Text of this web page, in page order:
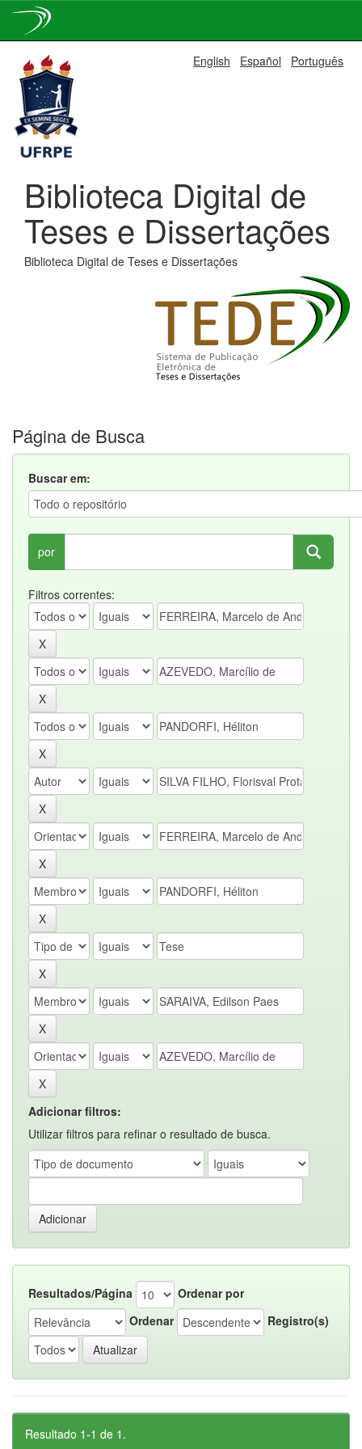
navigation
English Español Português
Biblioteca Digital de
Teses e Dissertações
Biblioteca Digital de Teses e Dissertações
Página de Busca
Buscar em:
por
Filtros correntes:
Adicionar filtros:
Utilizar filtros para refinar o resultado de busca.
Resultados/Página
Ordenar por
Ordenar
Registro(s)
Resultado 1-1 de 1.